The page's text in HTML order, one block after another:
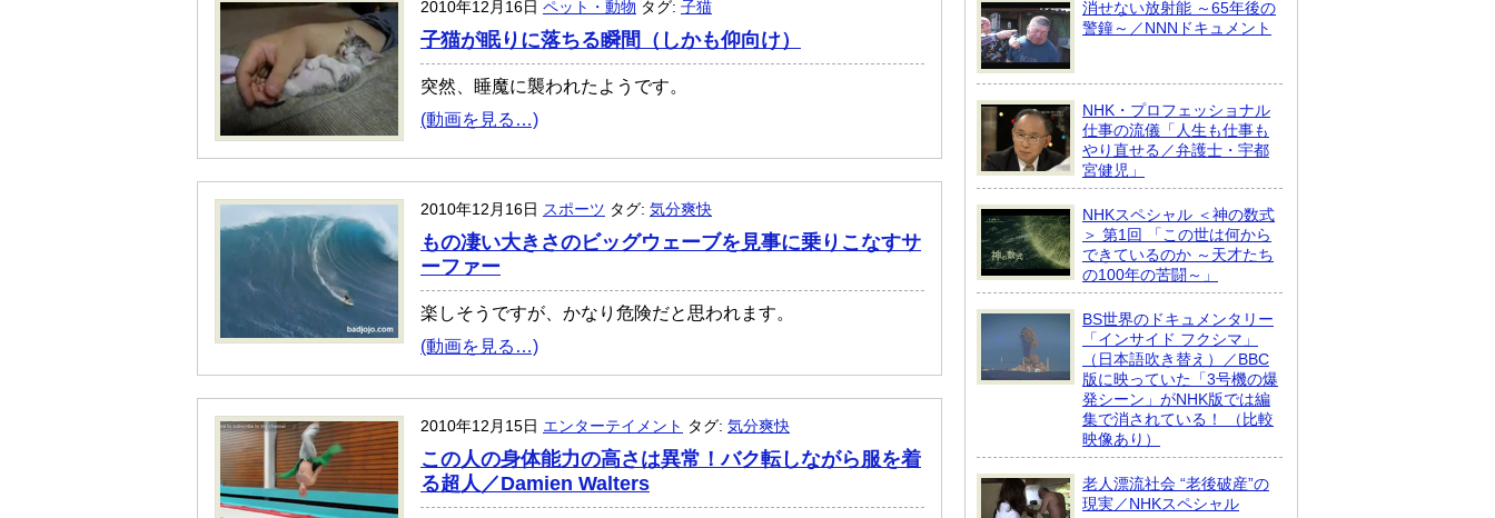
2010年12月16日 ペット・動物 タグ: 子猫
子猫が眠りに落ちる瞬間（しかも仰向け）
突然、睡魔に襲われたようです。
(動画を見る…)
2010年12月16日 スポーツ タグ: 気分爽快
もの凄い大きさのビッグウェーブを見事に乗りこなすサ
ーファー
楽しそうですが、かなり危険だと思われます。
(動画を見る…)
2010年12月15日 エンターテイメント タグ: 気分爽快
この人の身体能力の高さは異常！バク転しながら服を着
る超人／Damien Walters
消せない放射能 ～65年後の
警鐘～／NNNドキュメント
NHK・プロフェッショナル
仕事の流儀「人生も仕事も
やり直せる／弁護士・宇都
宮健児」
NHKスペシャル ＜神の数式
＞ 第1回 「この世は何から
できているのか ～天才たち
の100年の苦闘～」
BS世界のドキュメンタリー
「インサイド フクシマ」
（日本語吹き替え）／BBC
版に映っていた「3号機の爆
発シーン」がNHK版では編
集で消されている！ （比較
映像あり）
老人漂流社会 “老後破産”の
現実／NHKスペシャル